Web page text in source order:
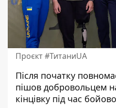
Проєкт #ТитаниUA
Після початку
пішов добровольцем
кінцівку під час